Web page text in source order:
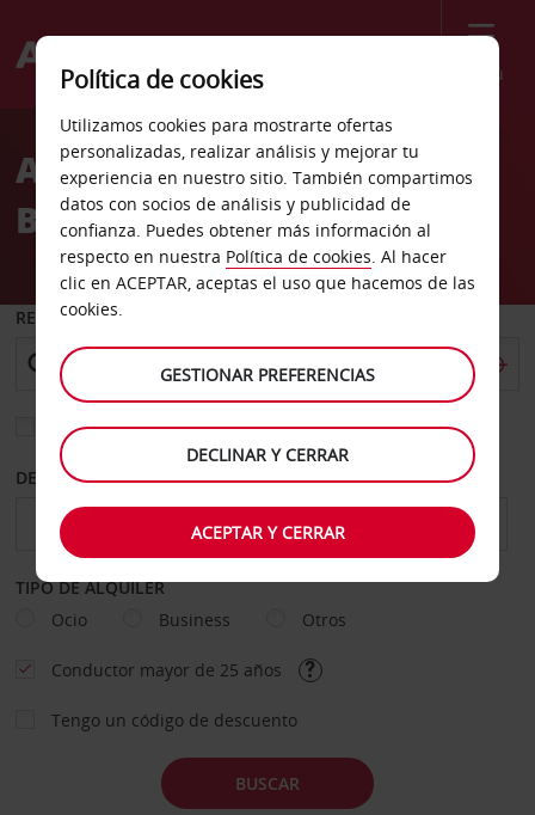
Menú
Welcome
AvisAlquiler de coches
Belleville
RECOGER EN
Elegir otra oficina de devolución
DESDE HASTA
TIPO DE ALQUILER
Ocio
Business Otros
Conductor mayor de 25 años
Tengo un código de descuento
BUSCAR
Política de cookies
Utilizamos cookies para mostrarte ofertas
personalizadas, realizar análisis y mejorar tu
experiencia en nuestro sitio. También compartimos
datos con socios de análisis y publicidad de
confianza. Puedes obtener más información al
respecto en nuestra Política de cookies. Al hacer
clic en ACEPTAR, aceptas el uso que hacemos de las
cookies.
GESTIONAR PREFERENCIAS
DECLINAR Y CERRAR
ACEPTAR Y CERRAR